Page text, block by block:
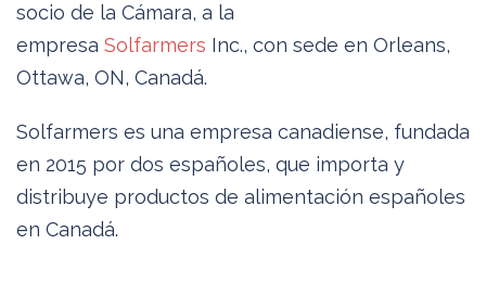
socio de la Cámara, a la
empresa Solfarmers Inc., con sede en Orleans,
Ottawa, ON, Canadá.
Solfarmers es una empresa canadiense, fundada
en 2015 por dos españoles, que importa y
distribuye productos de alimentación españoles
en Canadá.